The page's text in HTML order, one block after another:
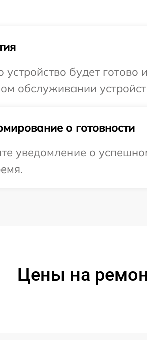
устройство будет
обслуживании
о готовности
уведомление о
Цены на